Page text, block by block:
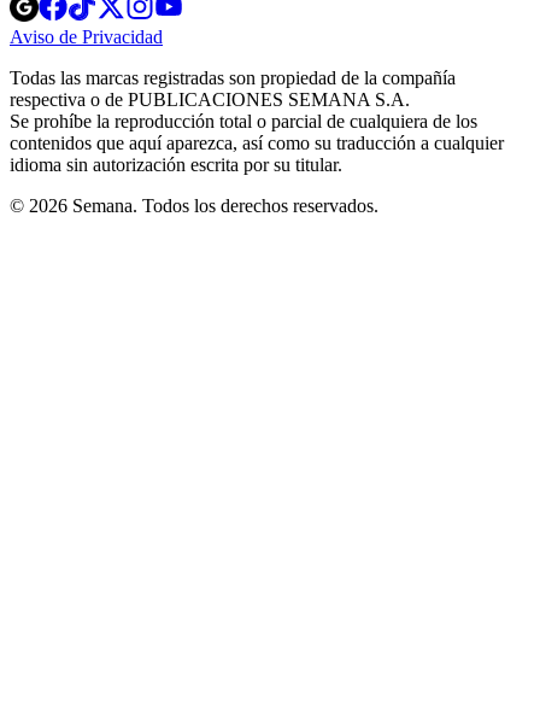
in
new
in
new
in
new
window
new
windowwindow
Aviso de Privacidad
new
window
Todas las marcas registradas son propiedad de la compañía
respectiva o de PUBLICACIONES SEMANA S.A.
Se prohíbe la reproducción total o parcial de cualquiera de los
contenidos que aquí aparezca, así como su traducción a cualquier
idioma sin autorización escrita por su titular.
© 2026 Semana. Todos los derechos reservados.